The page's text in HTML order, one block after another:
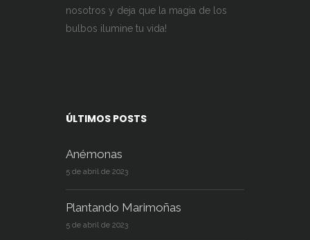
nosotros y deja que la magia de los
bulbos ilumine tu vida!
ÚLTIMOS POSTS
Anémonas
5 de abril de 2023
Plantando Marimoñas
5 de abril de 2023